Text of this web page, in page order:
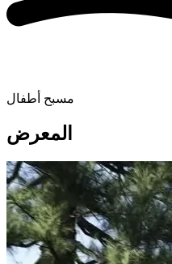
مسبح أطفال
المعرض